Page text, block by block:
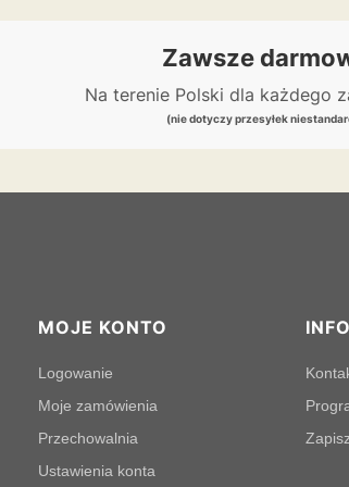
Zawsze
Na terenie Polski dla każdego
(nie dotyczy przesyłek
MOJE KONTO
Logowanie
Moje zamówienia
Przechowalnia
Ustawienia konta